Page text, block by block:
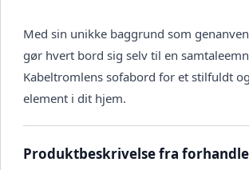
Med sin unikke baggrund som
gør hvert bord sig selv til en
Kabeltromlens sofabord for et stilfuldt
element i dit hjem.
Produktbeskrivelse fra